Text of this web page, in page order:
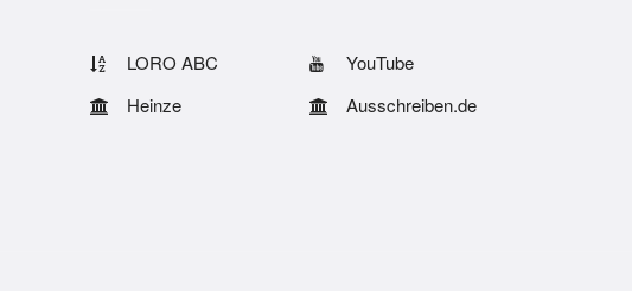
LORO ABC
YouTube
Heinze
Ausschreiben.de